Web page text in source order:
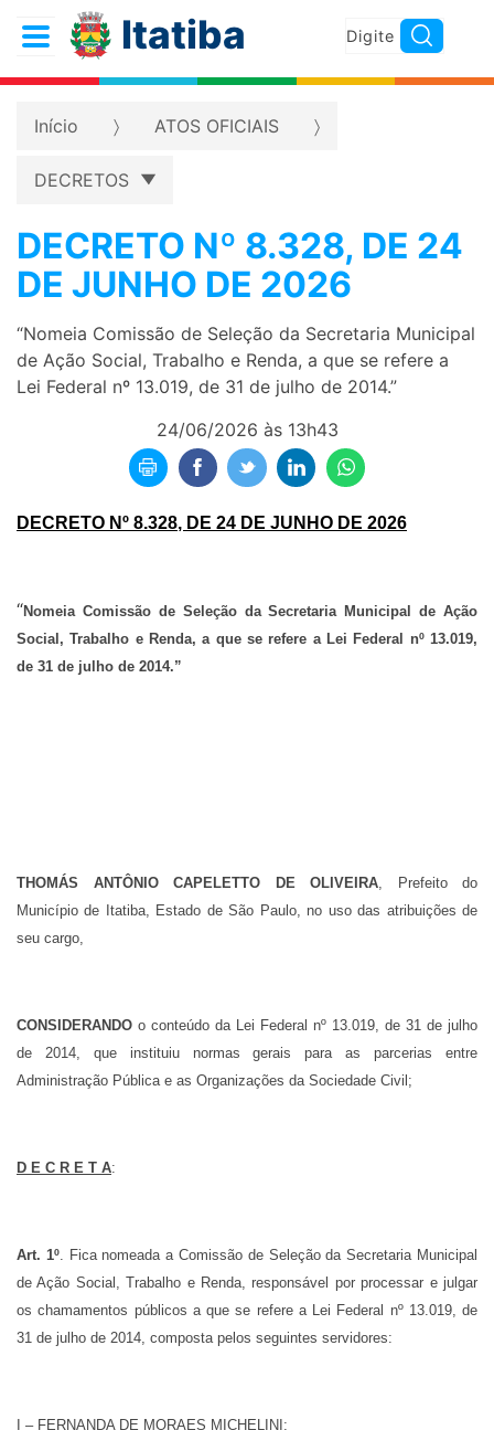
Itatiba
Início ATOS OFICIAIS
DECRETOS
DECRETO Nº 8.328, DE 24
DE JUNHO DE 2026
“Nomeia Comissão de Seleção da Secretaria Municipal
de Ação Social, Trabalho e Renda, a que se refere a
Lei Federal nº 13.019, de 31 de julho de 2014.”
24/06/2026 às 13h43
DECRETO Nº 8.328, DE 24 DE JUNHO DE 2026
“Nomeia Comissão de Seleção da Secretaria Municipal de Ação
Social, Trabalho e Renda, a que se refere a Lei Federal nº 13.019,
de 31 de julho de 2014.”
THOMÁS ANTÔNIO CAPELETTO DE OLIVEIRA
Prefeito do
Município de Itatiba, Estado de São Paulo, no uso das atribuições de
seu cargo,
CONSIDERANDO o conteúdo da Lei Federal nº 13.019, de 31 de julho
de 2014, que instituiu normas gerais para as parcerias entre
Administração Pública e as Organizações da Sociedade Civil;
D E C R E T A:
Art. 1º. Fica nomeada a Comissão de Seleção da Secretaria Municipal
de Ação Social, Trabalho e Renda, responsável por processar e julgar
os chamamentos públicos a que se refere a Lei Federal nº 13.019, de
31 de julho de 2014, composta pelos seguintes servidores:
I – FERNANDA DE MORAES MICHELINI;